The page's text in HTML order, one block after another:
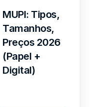
MUPI: Tipos,
Tamanhos,
Preços 2026
(Papel +
Digital)